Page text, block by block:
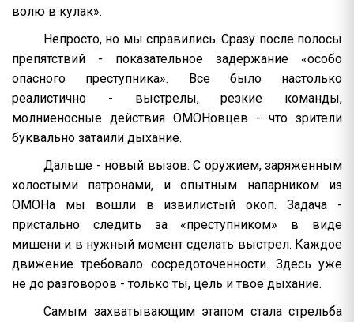
волю в кулак».
Непросто, но мы справились. Сразу после полосы
препятствий - показательное задержание «особо
опасного преступника». Все было настолько
реалистично - выстрелы, резкие команды,
молниеносные действия ОМОНовцев - что зрители
буквально затаили дыхание.
Дальше - новый вызов. С оружием, заряженным
холостыми патронами, и опытным напарником из
ОМОНа мы вошли в извилистый окоп. Задача -
пристально следить за «преступником» в виде
мишени и в нужный момент сделать выстрел. Каждое
движение требовало сосредоточенности. Здесь уже
не до разговоров - только ты, цель и твое дыхание.
Самым захватывающим этапом стала стрельба